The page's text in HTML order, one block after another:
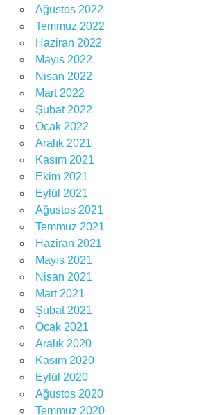
Ağustos 2022
Temmuz 2022
Haziran 2022
Mayıs 2022
Nisan 2022
Mart 2022
Şubat 2022
Ocak 2022
Aralık 2021
Kasım 2021
Ekim 2021
Eylül 2021
Ağustos 2021
Temmuz 2021
Haziran 2021
Mayıs 2021
Nisan 2021
Mart 2021
Şubat 2021
Ocak 2021
Aralık 2020
Kasım 2020
Eylül 2020
Ağustos 2020
Temmuz 2020